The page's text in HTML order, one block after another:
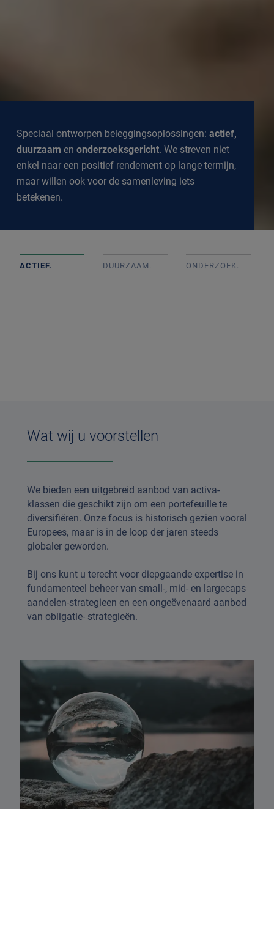
Speciaal ontworpen beleggingsoplossingen: actief,
duurzaam en onderzoeksgericht. We streven niet
enkel naar een positief rendement op lange termijn,
maar willen ook voor de samenleving iets
betekenen.
ACTIEF. DUURZAAM. ONDERZOEK.
Wat wij u voorstellen
We bieden een uitgebreid aanbod van activa-
klassen die geschikt zijn om een portefeuille te
diversifiëren. Onze focus is historisch gezien vooral
Europees, maar is in de loop der jaren steeds
globaler geworden.
Bij ons kunt u terecht voor diepgaande expertise in
fundamenteel beheer van small-, mid- en largecaps
aandelen-strategieen en een ongeëvenaard aanbod
van obligatie- strategieën.